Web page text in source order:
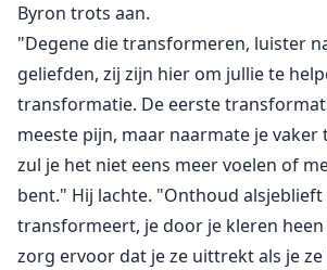
"Als je een probleem hebt met het
bevelen of het werken met
"dan kun je dat maar beter snel
ze. "Ik neem jouw rotzooi of houding
ook NOOIT doen. Ik heb heel hard
komen waar ik nu ben. Als je er niet
gaan, stel ik voor dat je eroverheen
anders vindt om mijn aanspreekpunt
Byron trots aan.
"Degene die transformeren, luister
geliefden, zij zijn hier om jullie te
transformatie. De eerste
meeste pijn, maar naarmate je
zul je het niet eens meer voelen of
bent." Hij lachte. "Onthoud
transformeert, je door je kleren
zorg ervoor dat je ze uittrekt als je